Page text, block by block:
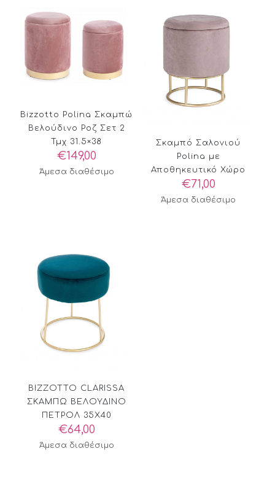
Bizzotto Polina Σκαμπώ
Βελούδινο Ροζ Σετ 2
Τμχ 31.5×38
€149,00
Άμεσα διαθέσιμο
Σκαμπό Σαλονιού
Polina με
Αποθηκευτικό Χώρο
€71,00
Άμεσα διαθέσιμο
BIZZOTTO CLARISSA
ΣΚΑΜΠΩ ΒΕΛΟΥΔΙΝΟ
ΠΕΤΡΟΛ 35X40
€64,00
Άμεσα διαθέσιμο